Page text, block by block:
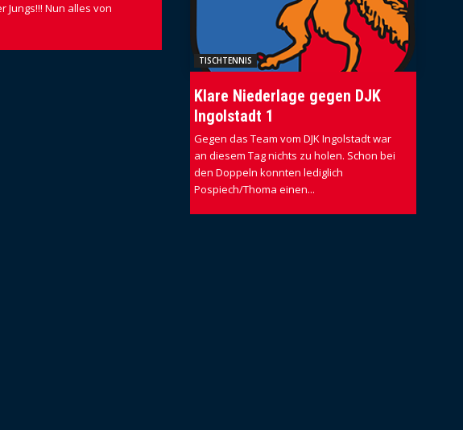
Jungs!!! Nun alles von
TISCHTENNIS
Klare Niederlage gegen DJK
Ingolstadt 1
Gegen das Team vom DJK Ingolstadt war
an diesem Tag nichts zu holen. Schon bei
den Doppeln konnten lediglich
Pospiech/Thoma einen...